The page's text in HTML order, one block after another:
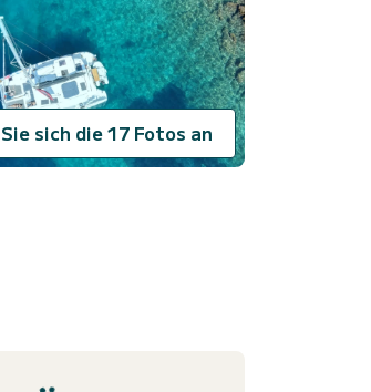
Sehen Sie sich die 17 Fotos an